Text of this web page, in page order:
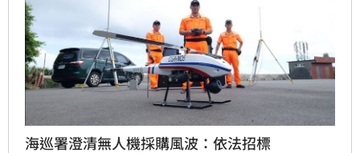
海巡署澄清無人機採購風波：依法招標